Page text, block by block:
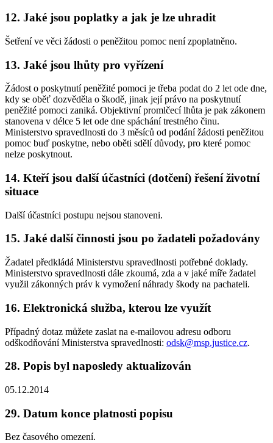
12. Jaké jsou poplatky a jak je lze uhradit
Šetření ve věci žádosti o peněžitou pomoc není zpoplatněno.
13. Jaké jsou lhůty pro vyřízení
Žádost o poskytnutí peněžité pomoci je třeba podat do 2 let ode dne,
kdy se oběť dozvěděla o škodě, jinak její právo na poskytnutí
peněžité pomoci zaniká. Objektivní promlčecí lhůta je pak zákonem
stanovena v délce 5 let ode dne spáchání trestného činu.
Ministerstvo spravedlnosti do 3 měsíců od podání žádosti peněžitou
pomoc buď poskytne, nebo oběti sdělí důvody, pro které pomoc
nelze poskytnout.
14. Kteří jsou další účastníci (dotčení) řešení životní
situace
Další účastníci postupu nejsou stanoveni.
15. Jaké další činnosti jsou po žadateli požadovány
Žadatel předkládá Ministerstvu spravedlnosti potřebné doklady.
Ministerstvo spravedlnosti dále zkoumá, zda a v jaké míře žadatel
využil zákonných práv k vymožení náhrady škody na pachateli.
16. Elektronická služba, kterou lze využít
Případný dotaz můžete zaslat na e-mailovou adresu odboru
odškodňování Ministerstva spravedlnosti: odsk@msp.justice.cz.
28. Popis byl naposledy aktualizován
05.12.2014
29. Datum konce platnosti popisu
Bez časového omezení.